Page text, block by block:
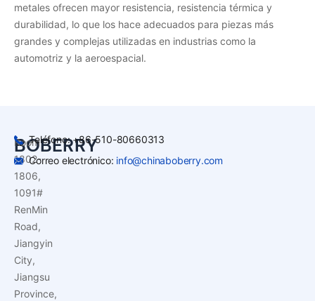
metales ofrecen mayor resistencia, resistencia térmica y
durabilidad, lo que los hace adecuados para piezas más
grandes y complejas utilizadas en industrias como la
automotriz y la aeroespacial.
BOBERRY
Room
1802-
1806,
1091#
RenMin
Road,
Jiangyin
City,
Jiangsu
Province,
Teléfono: +86-510-80660313
Correo electrónico: info@chinaboberry.com